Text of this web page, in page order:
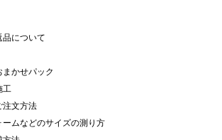
品について
かせパック
工
注文方法
ームなどのサイズの測り方